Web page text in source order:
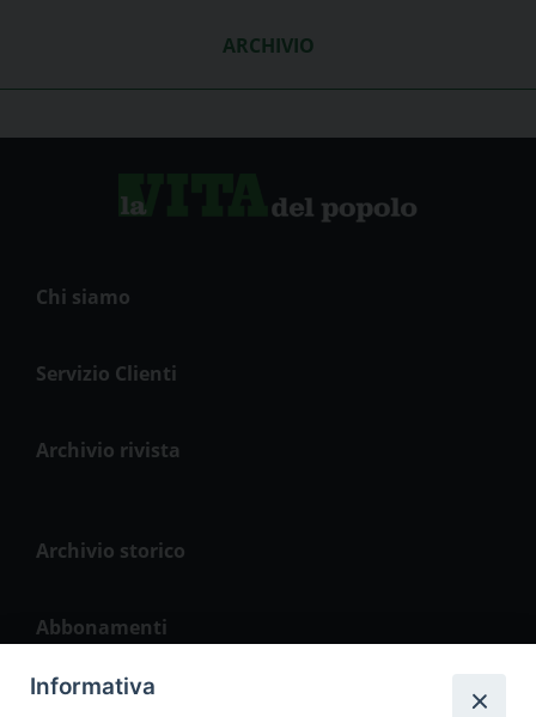
ARCHIVIO
Chi siamo
Servizio Clienti
Archivio rivista
Archivio storico
Abbonamenti
Informativa